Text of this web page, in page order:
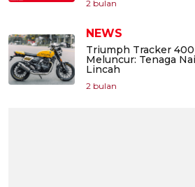
2 bulan
NEWS
Triumph Tracker
Meluncur: Tenaga
Lincah
2 bulan